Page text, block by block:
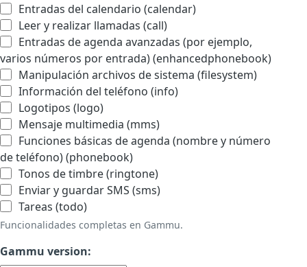
Entradas del calendario (calendar)
Leer y realizar llamadas (call)
Entradas de agenda avanzadas (por ejemplo,
varios números por entrada) (enhancedphonebook)
Manipulación archivos de sistema (filesystem)
Información del teléfono (info)
Logotipos (logo)
Mensaje multimedia (mms)
Funciones básicas de agenda (nombre y número
de teléfono) (phonebook)
Tonos de timbre (ringtone)
Enviar y guardar SMS (sms)
Tareas (todo)
Funcionalidades completas en Gammu.
Gammu version: